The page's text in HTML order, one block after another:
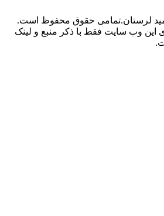
این وب سایت فقط با ذکر منبع و لینک